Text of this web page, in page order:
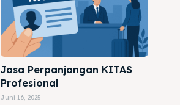
Jasa Perpanjangan KITAS
Profesional
Juni 16, 2025